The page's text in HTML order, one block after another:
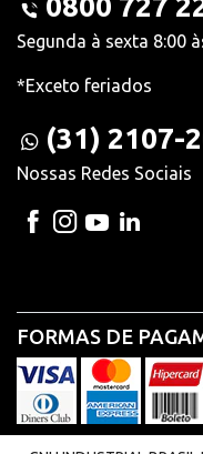
0800 727
Segunda à sexta 8:00
*Exceto feriados
(31) 2107-
Nossas Redes Sociais
FORMAS DE